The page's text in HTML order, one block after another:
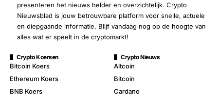
presenteren het nieuws helder en overzichtelijk. Crypto
Nieuwsblad is jouw betrouwbare platform voor snelle, actuele
en diepgaande informatie. Blijf vandaag nog op de hoogte van
alles wat er speelt in de cryptomarkt!
Crypto Koersen
Bitcoin Koers
Ethereum Koers
BNB Koers
Crypto Nieuws
Altcoin
Bitcoin
Cardano